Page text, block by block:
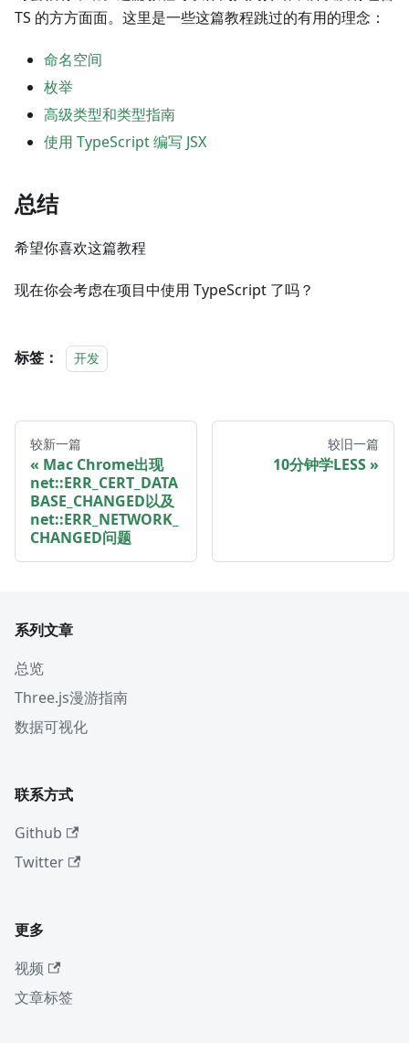
TS 的方方面面。这里是一些这篇教程跳过的有用的理念：
命名空间
枚举
高级类型和类型指南
使用 TypeScript 编写 JSX
总结
希望你喜欢这篇教程
现在你会考虑在项目中使用 TypeScript 了吗？
标签： 开发
较新一篇
Mac Chrome出现
net::ERR_CERT_DATA
BASE_CHANGED以及
net::ERR_NETWORK_
CHANGED问题
较旧一篇
10分钟学LESS
系列文章
总览
Three.js漫游指南
数据可视化
联系方式
Github
Twitter
更多
视频
文章标签